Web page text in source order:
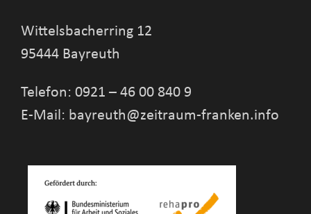
Wittelsbacherring 12
95444 Bayreuth
Telefon: 0921 – 46 00 840 9
E-Mail: bayreuth@zeitraum-franken.info